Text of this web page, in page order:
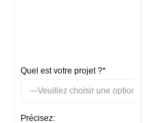
Quel est votre projet ?*
Précisez: